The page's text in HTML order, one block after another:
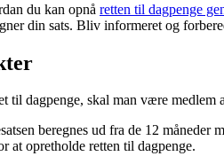
du kan opnå retten til dagpenge
din sats. Bliv informeret og
til dagpenge, skal man være
beregnes ud fra de 12
at opretholde retten til dagpenge.